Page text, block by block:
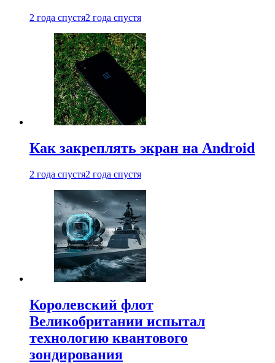
2 года спустя2 года спустя
Как закреплять экран на Android
2 года спустя2 года спустя
Королевский флот
Великобритании испытал
технологию квантового
зондирования